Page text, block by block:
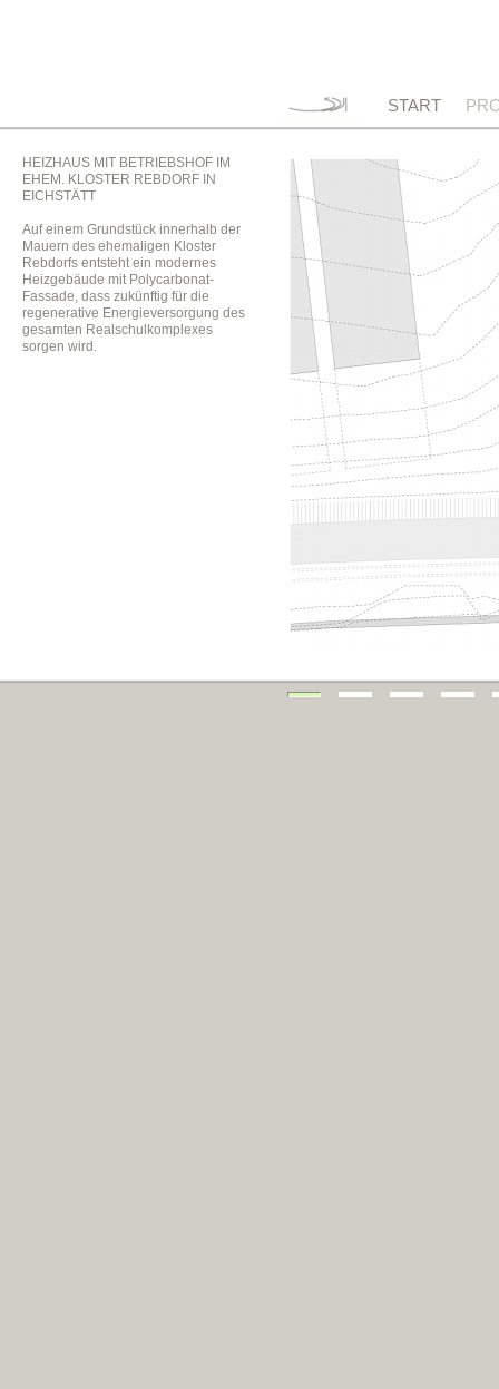
START
HEIZHAUS MIT BETRIEBSHOF IM
EHEM. KLOSTER REBDORF IN
EICHSTÄTT
Auf einem Grundstück innerhalb der
Mauern des ehemaligen Kloster
Rebdorfs entsteht ein modernes
Heizgebäude mit Polycarbonat-
Fassade, dass zukünftig für die
regenerative Energieversorgung des
gesamten Realschulkomplexes
sorgen wird.